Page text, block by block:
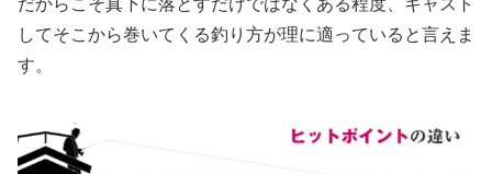
してそこから巻いてくる釣り方が理に適っていると言えま
す。